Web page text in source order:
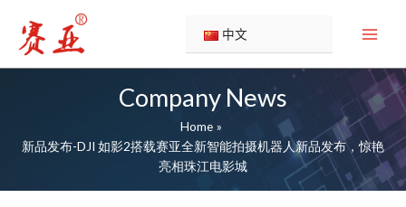
content
中文
Company News
Home
新品发布-DJI 如影2搭载赛亚全新智能拍摄机器人新品发布，惊艳
亮相珠江电影城